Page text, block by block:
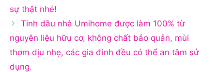
sự thật nhé!
Tinh dầu nhà Umihome được làm 100% từ
nguyên liệu hữu cơ, không chất bảo quản, mùi
thơm dịu nhẹ, các gia đình đều có thể an tâm sử
dụng.